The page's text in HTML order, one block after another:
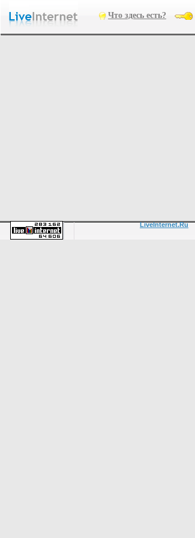
Что здесь есть?
LiveInternet.Ru